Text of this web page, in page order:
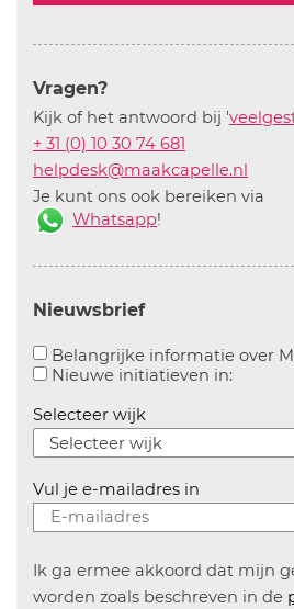
Vragen?
Kijk of het antwoord bij '
+ 31 (0) 10 30 74 681
helpdesk@maakcapelle.nl
Je kunt ons ook bereiken via
Whatsapp!
Nieuwsbrief
Belangrijke informatie over
Nieuwe initiatieven in:
Selecteer wijk
Vul je e-mailadres in
Ik ga ermee akkoord dat mijn
worden zoals beschreven in de